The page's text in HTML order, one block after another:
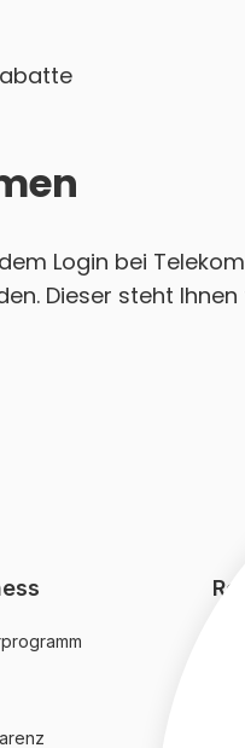
Login bei
Dieser steht